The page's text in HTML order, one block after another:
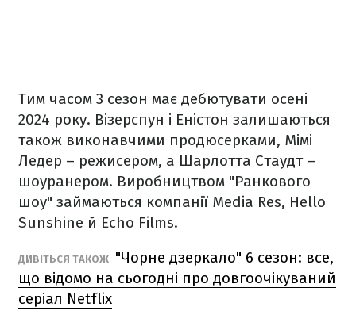
Тим часом 3 сезон має дебютувати осені
2024 року. Візерспун і Еністон залишаються
також виконавчими продюсерками, Мімі
Ледер – режисером, а Шарлотта Стаудт –
шоуранером. Виробництвом "Ранкового
шоу" займаються компанії Media Res, Hello
Sunshine й Echo Films.
ДИВІТЬСЯ ТАКОЖ "Чорне дзеркало" 6 сезон: все,
що відомо на сьогодні про довгоочікуваний
серіал Netflix